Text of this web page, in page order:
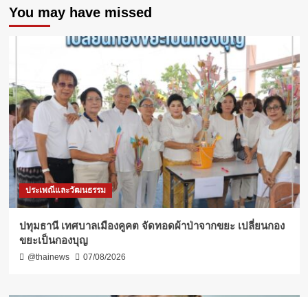
You may have missed
ประเพณีและวัฒนธรรม
ปทุมธานี เทศบาลเมืองคูคต จัดทอดผ้าป่าจากขยะ เปลี่ยนกอง
ขยะเป็นกองบุญ
@thainews 07/08/2026